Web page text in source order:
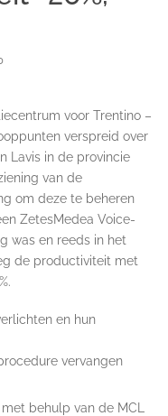
voor Trentino –
verspreid over
Lavis in de provincie
van de
om deze te beheren
ZetesMedea Voice-
was en reeds in het
de productiviteit met
en hun
vervangen
behulp van de MCL